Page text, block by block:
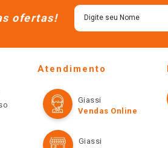
ofertas!
Atendimento
Giassi
Vendas Online
Giassi